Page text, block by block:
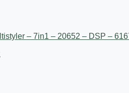
– 7in1 – 20652 – DSP –